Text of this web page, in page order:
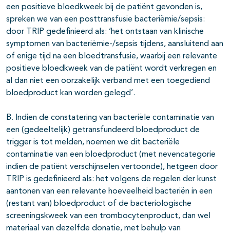
een positieve bloedkweek bij de patiënt gevonden is,
spreken we van een posttransfusie bacteriëmie/sepsis:
door TRIP gedefinieerd als: ‘het ontstaan van klinische
symptomen van bacteriëmie-/sepsis tijdens, aansluitend aan
of enige tijd na een bloedtransfusie, waarbij een relevante
positieve bloedkweek van de patiënt wordt verkregen en
al dan niet een oorzakelijk verband met een toegediend
bloedproduct kan worden gelegd’.
B. Indien de constatering van bacteriële contaminatie van
een (gedeeltelijk) getransfundeerd bloedproduct de
trigger is tot melden, noemen we dit bacteriële
contaminatie van een bloedproduct (met nevencategorie
indien de patiënt verschijnselen vertoonde), hetgeen door
TRIP is gedefinieerd als: het volgens de regelen der kunst
aantonen van een relevante hoeveelheid bacteriën in een
(restant van) bloedproduct of de bacteriologische
screeningskweek van een trombocytenproduct, dan wel
materiaal van dezelfde donatie, met behulp van